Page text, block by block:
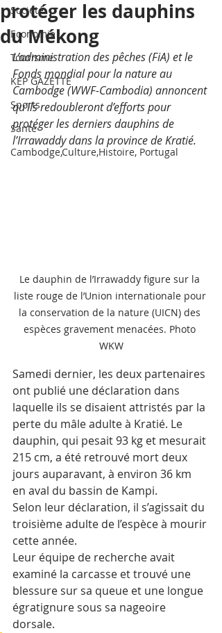
Société
Economie
Tourisme
KEP GAZETTE
Sports
Santé
Cambodge,Culture,Histoire, Portugal
protéger les dauphins
du Mékong
L’administration des pêches (FiA) et le
Fonds mondial pour la nature au
Cambodge (WWF-Cambodia) annoncent
qu’ils redoubleront d’efforts pour
protéger les derniers dauphins de
l’Irrawaddy dans la province de Kratié.
Le dauphin de l’Irrawaddy figure sur la
liste rouge de l’Union internationale pour
la conservation de la nature (UICN) des
espèces gravement menacées. Photo
WKW
Samedi dernier, les deux partenaires
ont publié une déclaration dans
laquelle ils se disaient attristés par la
perte du mâle adulte à Kratié. Le
dauphin, qui pesait 93 kg et mesurait
215 cm, a été retrouvé mort deux
jours auparavant, à environ 36 km
en aval du bassin de Kampi.
Selon leur déclaration, il s’agissait du
troisième adulte de l’espèce à mourir
cette année.
Leur équipe de recherche avait
examiné la carcasse et trouvé une
blessure sur sa queue et une longue
égratignure sous sa nageoire
dorsale.